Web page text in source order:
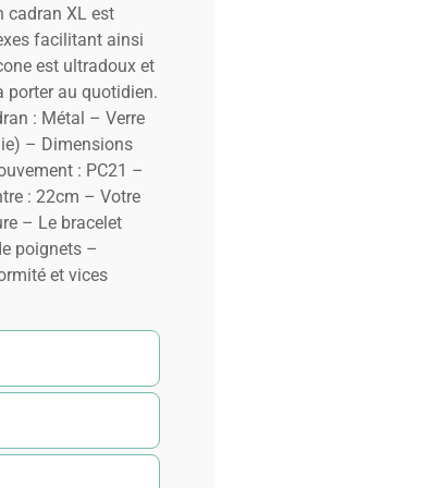
cadran XL est
facilitant ainsi
est ultradoux et
porter au quotidien.
: Métal – Verre
– Dimensions
: PC21 –
: 22cm – Votre
– Le bracelet
poignets –
et vices